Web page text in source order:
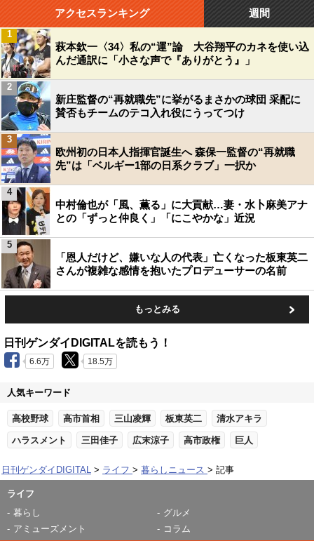
アクセスランキング 週間
萩本欽一〈34〉私の“運”論 大谷翔平のカネを使い込
んだ通訳に「小さな声で『ありがとう』」
1
新庄監督の“再就職先”に挙がるまさかの球団 采配に
賛否もチームのテコ入れ役にうってつけ
2
欧州初の日本人指揮官誕生へ 森保一監督の“再就職
先”は「ベルギー1部の日系クラブ」一択か
3
中村倫也が「風、薫る」に大貢献…妻・水卜麻美アナ
との「ずっと仲良く」「にこやかな」近況
4
「恩人だけど、嫌いな人の代表」亡くなった板東英二
さんが複雑な感情を抱いたプロデューサーの名前
5
もっとみる
日刊ゲンダイDIGITALを読もう！
6.6万 18.5万
人気キーワード
高校野球 高市首相 三山凌輝 板東英二 清水アキラ
ハラスメント 三田佳子 広末涼子 高市政権 巨人
日刊ゲンダイDIGITAL ライフ 暮らしニュース 記事
ライフ
暮らし
グルメ
アミューズメント
コラム